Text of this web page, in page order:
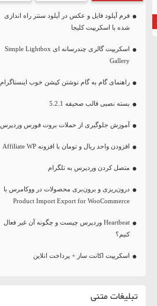
فرم آپلود فایل و عکس در آپلود سنتر راه اندازی
شده با اسکریپت کلیجا
اسکریپت گالری چندرسانه ای Simple Lightbox
Gallery
راهنمای گام به گام نوشتن کپشن خوب اینستاگرام
بسته نصبی قالب صحیفه 5.2.1
آموزش جلوگیری از حملات بروت فورس وردپرس
افزودن واحد ریال و تومان با افزونه Affiliate WP
متصل کردن وردپرس به تلگرام
درون‌ریزی و برون‌بری محصولات در ووکامرس با
Product Import Export for WooCommerce
Heartbeat وردپرس چیست و چگونه آن غیر فعال
کنیم؟
اسکریپت اکانت ساز + پرداخت انلاین
تبلیغات متنی